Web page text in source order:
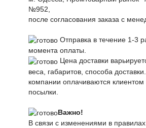
№952,
после согласования заказа с
Отправка в течение 1-3
момента оплаты.
Цена доставки
веса, габаритов, способа
компании оплачиваются
посылки.
Важно!
В связи с изменениями в